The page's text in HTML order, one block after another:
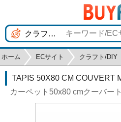
ホーム ECサイト クラフト/DIY
TAPIS 50X80 CM COUVERT
カーペット50x80 cmクーバー